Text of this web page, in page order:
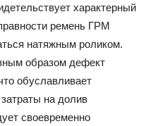
характерный
ремень ГРМ
натяжным роликом.
образом дефект
обуславливает
на долив
своевременно